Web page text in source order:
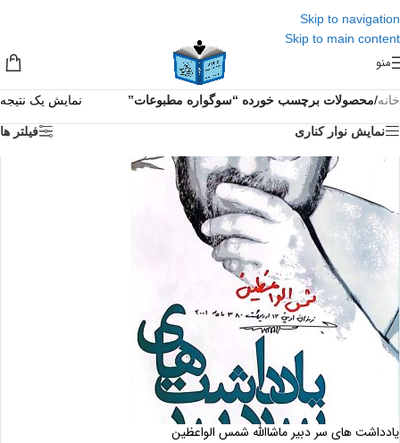
Skip to navigation
Skip to main content
منو
خانه/محصولات برچسب خورده “سوگواره مطبوعات” نمایش یک نتیجه
نمایش نوار کناری فیلتر ها
یادداشت های سر دبیر ماشاالله شمس الواعظین